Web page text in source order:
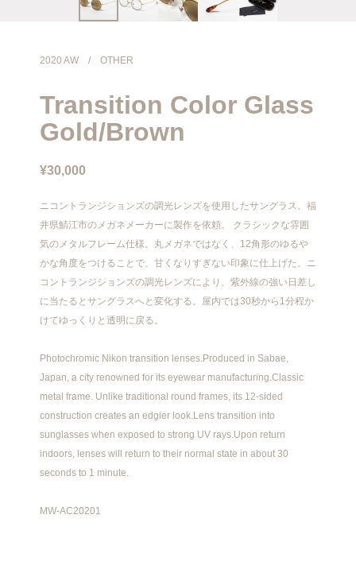
2020 AW / OTHER
Transition Color Glass
Gold/Brown
¥30,000
ニコントランジションズの調光レンズを使用したサングラス。福
井県鯖江市のメガネメーカーに製作を依頼。 クラシックな雰囲
気のメタルフレーム仕様。丸メガネではなく、12角形のゆるや
かな角度をつけることで、甘くなりすぎない印象に仕上げた。ニ
コントランジションズの調光レンズにより、紫外線の強い日差し
に当たるとサングラスへと変化する。屋内では30秒から1分程か
けてゆっくりと透明に戻る。
Photochromic Nikon transition lenses.Produced in Sabae,
Japan, a city renowned for its eyewear manufacturing.Classic
metal frame. Unlike traditional round frames, its 12-sided
construction creates an edgier look.Lens transition into
sunglasses when exposed to strong UV rays.Upon return
indoors, lenses will return to their normal state in about 30
seconds to 1 minute.
MW-AC20201